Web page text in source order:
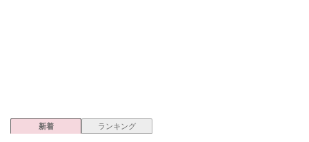
新着 ランキング